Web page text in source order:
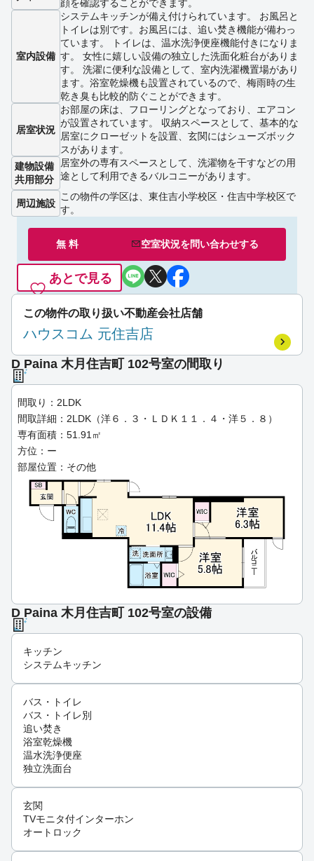
顔を確認することができます。
室内設備
システムキッチンが備え付けられています。 お風呂と
トイレは別です。お風呂には、追い焚き機能が備わっ
ています。 トイレは、温水洗浄便座機能付きになりま
す。 女性に嬉しい設備の独立した洗面化粧台がありま
す。 洗濯に便利な設備として、室内洗濯機置場があり
ます。浴室乾燥機も設置されているので、梅雨時の生
乾き臭も比較的防ぐことができます。
居室状況
お部屋の床は、フローリングとなっており、エアコン
が設置されています。 収納スペースとして、基本的な
居室にクローゼットを設置、玄関にはシューズボック
スがあります。
建物設備
共用部分
居室外の専有スペースとして、洗濯物を干すなどの用
途として利用できるバルコニーがあります。
周辺施設
この物件の学区は、東住吉小学校区・住吉中学校区で
す。
無 料 空室状況を問い合わせする
あとで見る
この物件の取り扱い不動産会社店舗
ハウスコム 元住吉店
D Paina 木月住吉町 102号室の間取り
間取り：2LDK
間取詳細：2LDK（洋６．３・ＬＤＫ１１．４・洋５．８）
専有面積：51.91㎡
方位：ー
部屋位置：その他
D Paina 木月住吉町 102号室の設備
キッチン
システムキッチン
バス・トイレ
バス・トイレ別
追い焚き
浴室乾燥機
温水洗浄便座
独立洗面台
玄関
TVモニタ付インターホン
オートロック